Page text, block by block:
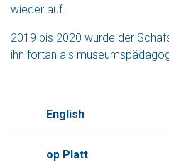
wieder auf.
2019 bis 2020 wurde der
ihn fortan als
English
op Platt